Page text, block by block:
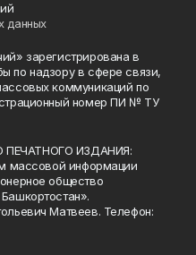
данных
зарегистрирована в
по надзору в сфере связи,
коммуникаций по
номер ПИ № ТУ
ПЕЧАТНОГО ИЗДАНИЯ:
массовой информации
общество
Матвеев. Телефон: